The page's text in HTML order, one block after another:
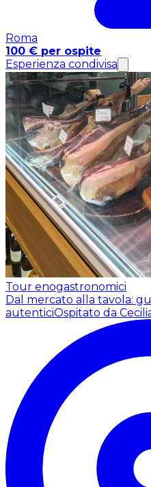
Roma
100 € per ospite
Esperienza condivisa
Tour enogastronomici
Dal mercato alla tavola:
autenticiOspitato da